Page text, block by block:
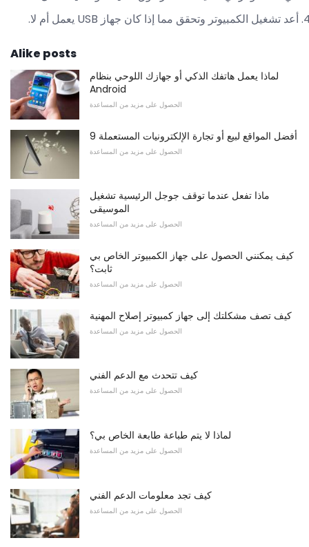
أعد تشغيل الكمبيوتر وتحقق مما إذا كان جهاز USB يعمل أم لا.
Alike posts
لماذا يعمل هاتفك الذكي أو جهازك اللوحي بنظام
Android
الحصول على مزيد من المساعدة
9 أفضل المواقع لبيع أو تجارة الإلكترونيات المستعملة
الحصول على مزيد من المساعدة
ماذا تفعل عندما توقف جوجل الرئيسية تشغيل
الموسيقى
الحصول على مزيد من المساعدة
كيف يمكنني الحصول على جهاز الكمبيوتر الخاص بي
ثابت؟
الحصول على مزيد من المساعدة
كيف تصف مشكلتك إلى جهاز كمبيوتر إصلاح المهنية
الحصول على مزيد من المساعدة
كيف تتحدث مع الدعم الفني
الحصول على مزيد من المساعدة
لماذا لا يتم طباعة طابعة الخاص بي؟
الحصول على مزيد من المساعدة
كيف تجد معلومات الدعم الفني
الحصول على مزيد من المساعدة